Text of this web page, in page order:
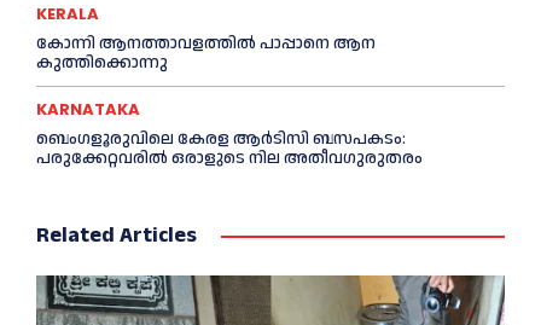
KERALA
കോന്നി ആനത്താവളത്തില്‍ പാപ്പാനെ ആന
കുത്തിക്കൊന്നു
KARNATAKA
ബെംഗളൂരുവിലെ കേരള ആര്‍ടിസി ബസപകടം:
പരുക്കേറ്റവരില്‍ ഒരാളുടെ നില അതീവഗുരുതരം
Related Articles